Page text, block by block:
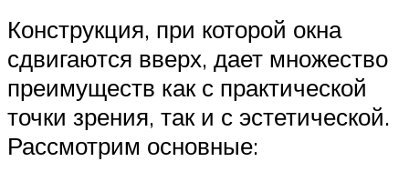
Конструкция, при которой окна
сдвигаются вверх, дает множество
преимуществ как с практической
точки зрения, так и с эстетической.
Рассмотрим основные: